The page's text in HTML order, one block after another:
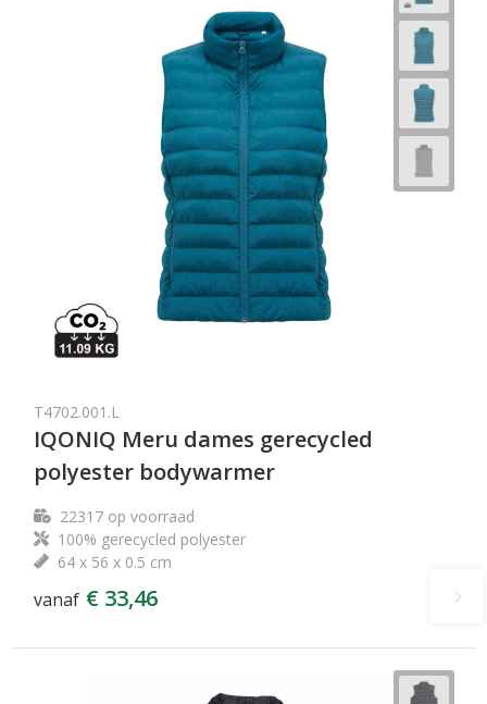
T4702.001.L
IQONIQ Meru dames gerecycled
polyester bodywarmer
22317op voorraad
100% gerecycled polyester
64 x 56 x 0.5 cm
vanaf € 33,46